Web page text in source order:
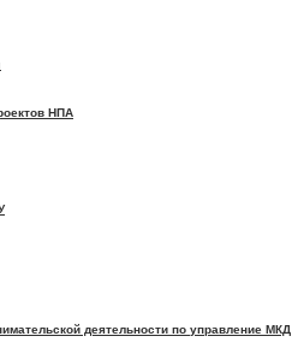
НПА
деятельности по управление МКД